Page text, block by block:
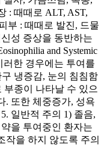
: 때때로 ALT, AST,
부 : 때때로 발진, 드물
성 증상을 동반하는
and Systemic
러한 경우에는 투여를
냉증감, 눈의 침침함
부종이 나타날 수 있으
. 또한 체중증가, 성욕
일반적 주의 1) 졸음,
을 투여중인 환자는
작을 하지 않도록 주의